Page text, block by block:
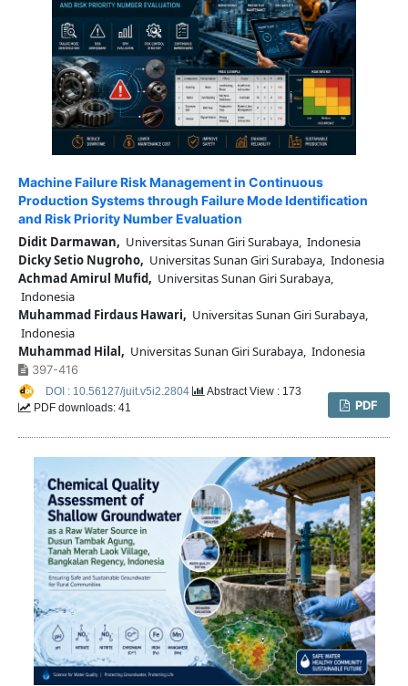
Machine Failure Risk Management in Continuous
Production Systems through Failure Mode Identification
and Risk Priority Number Evaluation
Didit Darmawan, Universitas Sunan Giri Surabaya, Indonesia
Dicky Setio Nugroho, Universitas Sunan Giri Surabaya, Indonesia
Achmad Amirul Mufid, Universitas Sunan Giri Surabaya,
Indonesia
Muhammad Firdaus Hawari, Universitas Sunan Giri Surabaya,
Indonesia
Muhammad Hilal, Universitas Sunan Giri Surabaya, Indonesia
397-416
PDF
DOI : 10.56127/juit.v5i2.2804
Abstract View : 173
PDF downloads: 41